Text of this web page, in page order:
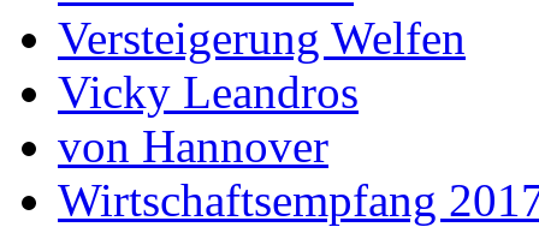
Versteigerung Welfen
Vicky Leandros
von Hannover
Wirtschaftsempfang